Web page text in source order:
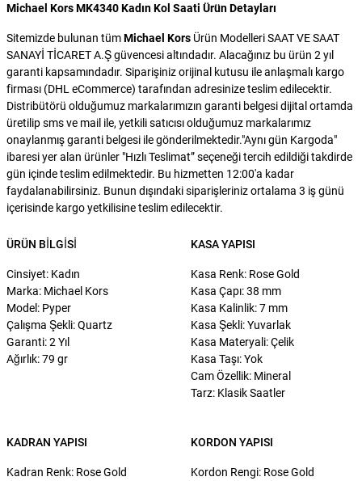
Michael Kors MK4340 Kadın Kol Saati Ürün Detayları
Sitemizde bulunan tümMichael Kors Ürün Modelleri SAAT VE SAAT
SANAYİ TİCARET A.Ş güvencesi altındadır. Alacağınız bu ürün 2 yıl
garanti kapsamındadır. Siparişiniz orijinal kutusu ile anlaşmalı kargo
firması (DHL eCommerce) tarafından adresinize teslim edilecektir.
Distribütörü olduğumuz markalarımızın garanti belgesi dijital ortamda
üretilip sms ve mail ile, yetkili satıcısı olduğumuz markalarımız
onaylanmış garanti belgesi ile gönderilmektedir."Aynı gün Kargoda"
ibaresi yer alan ürünler "Hızlı Teslimat” seçeneği tercih edildiği takdirde
gün içinde teslim edilmektedir. Bu hizmetten 12:00'a kadar
faydalanabilirsiniz. Bunun dışındaki siparişleriniz ortalama 3 iş günü
içerisinde kargo yetkilisine teslim edilecektir.
ÜRÜN BILGISI
Cinsiyet: Kadın
Marka: Michael Kors
Model: Pyper
Çalışma Şekli: Quartz
Garanti: 2 Yıl
Ağırlık: 79 gr
KASA YAPISI
Kasa Renk: Rose Gold
Kasa Çapı: 38 mm
Kasa Kalinlik: 7 mm
Kasa Şekli: Yuvarlak
Kasa Materyali: Çelik
Kasa Taşı: Yok
Cam Özellik: Mineral
Tarz: Klasik Saatler
KADRAN YAPISI
Kadran Renk: Rose Gold
KORDON YAPISI
Kordon Rengi: Rose Gold